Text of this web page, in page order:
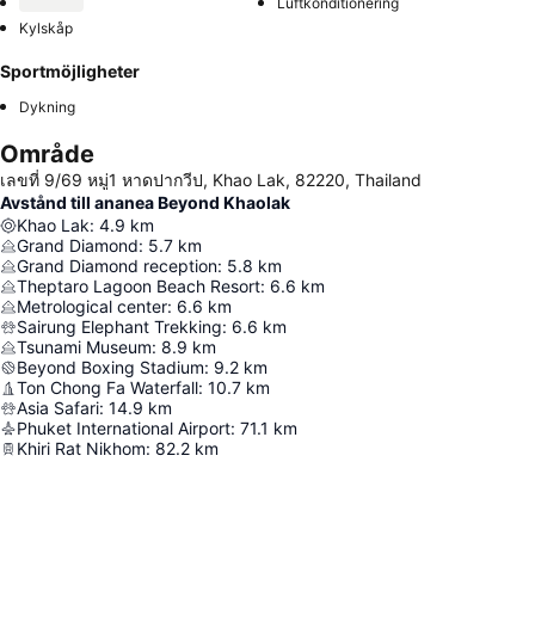
Kylskåp
Sportmöjligheter
Dykning
Område
เลขที่ 9/69 หมู่1 หาดปากวีป, Khao Lak, 82220, Thailand
Avstånd till ananea Beyond Khaolak
Khao Lak: 4.9 km
Grand Diamond: 5.7 km
Grand Diamond reception: 5.8 km
Theptaro Lagoon Beach Resort: 6.6 km
Metrological center: 6.6 km
Sairung Elephant Trekking: 6.6 km
Tsunami Museum: 8.9 km
Beyond Boxing Stadium: 9.2 km
Ton Chong Fa Waterfall: 10.7 km
Asia Safari: 14.9 km
Phuket International Airport: 71.1 km
Khiri Rat Nikhom: 82.2 km